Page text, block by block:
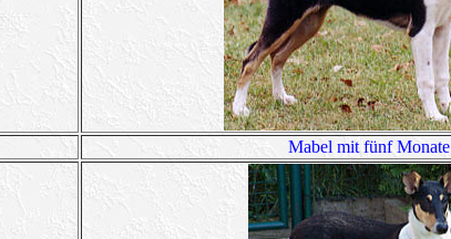
Mabel mit fünf Monate